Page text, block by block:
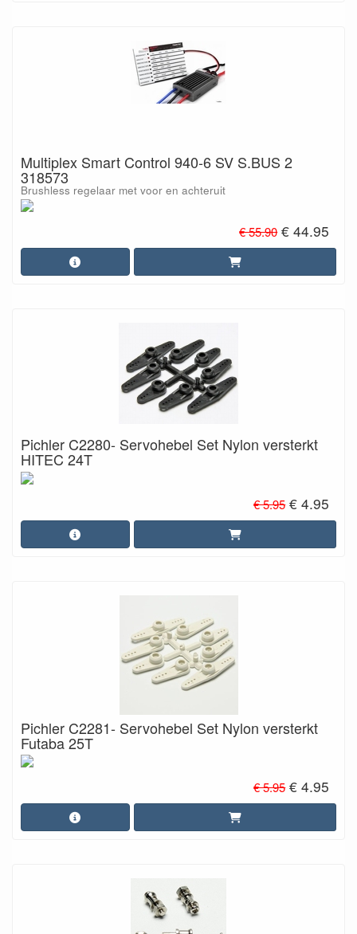
Multiplex Smart Control 940-6 SV S.BUS 2
318573
Brushless regelaar met voor en achteruit
€ 55.90 € 44.95
Pichler C2280- Servohebel Set Nylon versterkt
HITEC 24T
€ 5.95 € 4.95
Pichler C2281- Servohebel Set Nylon versterkt
Futaba 25T
€ 5.95 € 4.95